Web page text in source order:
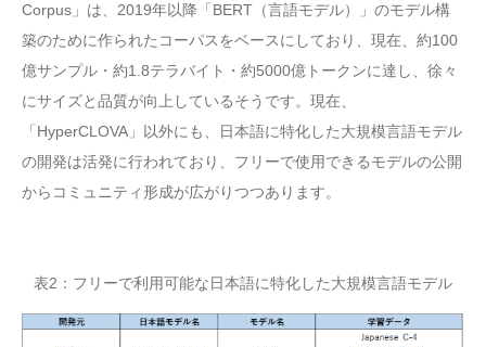
Corpus」は、2019年以降「BERT（言語モデル）」のモデル構
築のために作られたコーパスをベースにしており、現在、約100
億サンプル・約1.8テラバイト・約5000億トークンに達し、徐々
にサイズと品質が向上しているそうです。現在、
「HyperCLOVA」以外にも、日本語に特化した大規模言語モデル
の開発は活発に行われており、フリーで使用できるモデルの公開
からコミュニティ形成が広がりつつあります。
表2：フリーで利用可能な日本語に特化した大規模言語モデル